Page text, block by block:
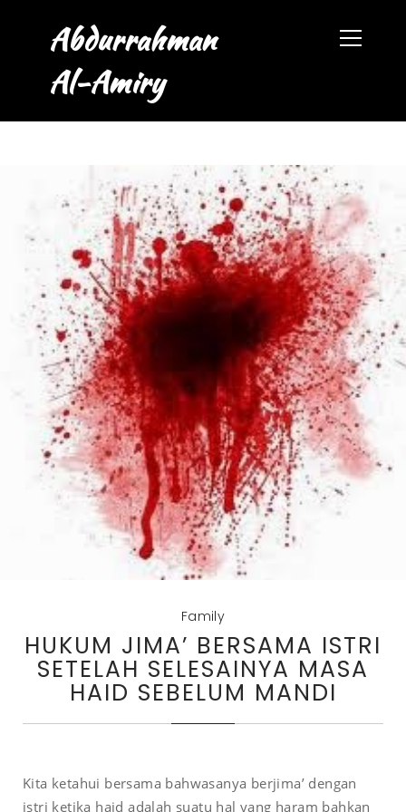
Abdurrahman
Al-Amiry
Family
HUKUM JIMA’ BERSAMA ISTRI
SETELAH SELESAINYA MASA
HAID SEBELUM MANDI
Kita ketahui bersama bahwasanya berjima’ dengan
istri ketika haid adalah suatu hal yang haram bahkan